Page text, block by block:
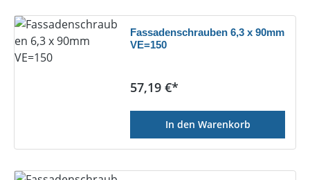
Fassadenschrauben 6,3 x 90mm
VE=150
Regulärer Preis:
57,19 €*
In den Warenkorb